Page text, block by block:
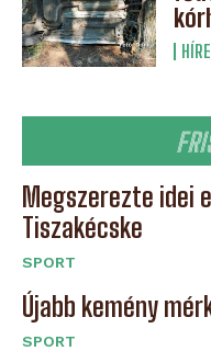
Megszerezte idei
Tiszakécske
SPORT
Újabb kemény
SPORT